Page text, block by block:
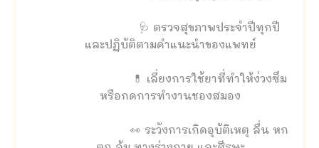
🩺 ตรวจสุขภาพประจำปีทุกปี
และปฏิบัติตามคำแนะนำของแพทย์
💊 เลี่ยงการใช้ยาที่ทำให้ง่วงซึม
หรือกดการทำงานชองสมอง
👀 ระวังการเกิดอุบัติเหตุ ลื่น หก